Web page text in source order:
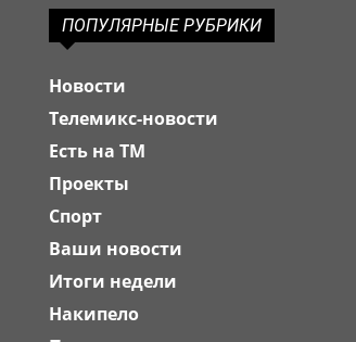
ПОПУЛЯРНЫЕ РУБРИКИ
Новости
Телемикс-новости
Есть на ТМ
Проекты
Спорт
Ваши новости
Итоги недели
Накипело